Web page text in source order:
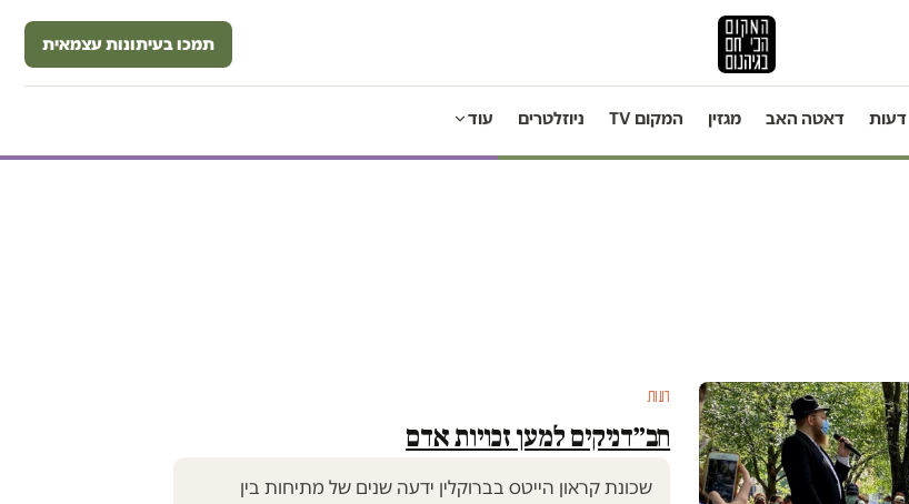
תמכו בעיתונות עצמאית
דעות דאטה האב מגזין המקום TV ניוזלטרים עוד
דעות
חב״דניקים למען זכויות אדם
שכונת קראון הייטס בברוקלין ידעה שנים של מתיחות בין